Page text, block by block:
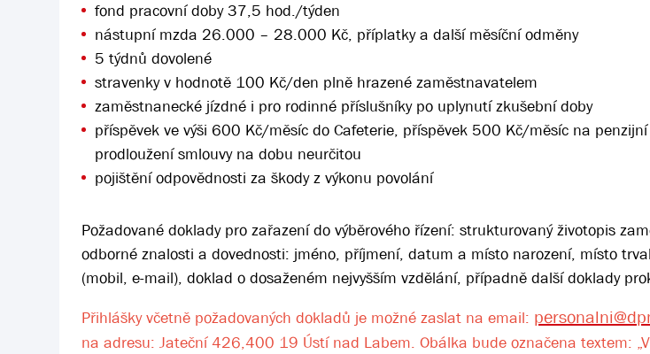
fond pracovní doby 37,5 hod./týden
nástupní mzda 26.000 – 28.000 Kč, příplatky a další měsíční odměny
5 týdnů dovolené
stravenky v hodnotě 100 Kč/den plně hrazené zaměstnavatelem
zaměstnanecké jízdné i pro rodinné příslušníky po uplynutí zkušební doby
příspěvek ve výši 600 Kč/měsíc do Cafeterie, příspěvek 500 Kč/měsíc na
prodloužení smlouvy na dobu neurčitou
pojištění odpovědnosti za škody z výkonu povolání
Požadované doklady pro zařazení do výběrového řízení: strukturovaný životopis
odborné znalosti a dovednosti: jméno, příjmení, datum a místo narození, místo
(mobil, e-mail), doklad o dosaženém nejvyšším vzdělání, případně další doklady
Přihlášky včetně požadovaných dokladů je možné zaslat na email:
na adresu: Jateční 426,400 19 Ústí nad Labem. Obálka bude označena textem: